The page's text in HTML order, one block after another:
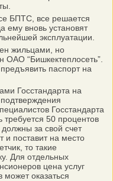
БПТС, все решается
ему вновь установят
эксплуатации.
жильцами, но
ОАО “Бишкектеплосеть”.
паспорт на
Госстандарта на
Госстандарта
50 процентов
за свой счет
и поставит на место
то такие
Для отдельных
цена услуг
может оказаться